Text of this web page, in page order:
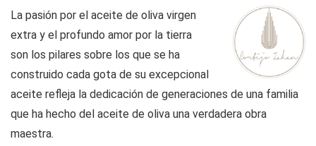
La pasión por el aceite de oliva virgen
extra y el profundo amor por la tierra
son los pilares sobre los que se ha
construido cada gota de su excepcional
aceite refleja la dedicación de generaciones de una familia
que ha hecho del aceite de oliva una verdadera obra
maestra.